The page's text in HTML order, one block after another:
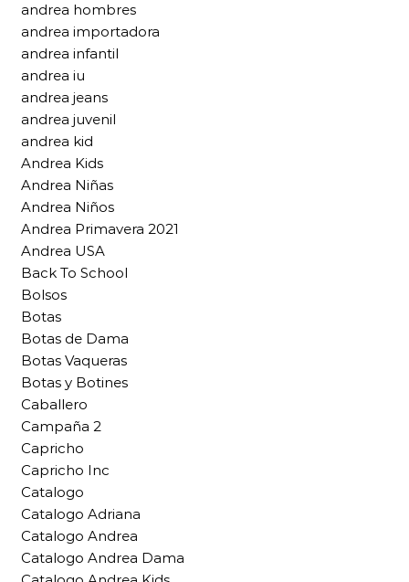
andrea hombres
andrea importadora
andrea infantil
andrea iu
andrea jeans
andrea juvenil
andrea kid
Andrea Kids
Andrea Niñas
Andrea Niños
Andrea Primavera 2021
Andrea USA
Back To School
Bolsos
Botas
Botas de Dama
Botas Vaqueras
Botas y Botines
Caballero
Campaña 2
Capricho
Capricho Inc
Catalogo
Catalogo Adriana
Catalogo Andrea
Catalogo Andrea Dama